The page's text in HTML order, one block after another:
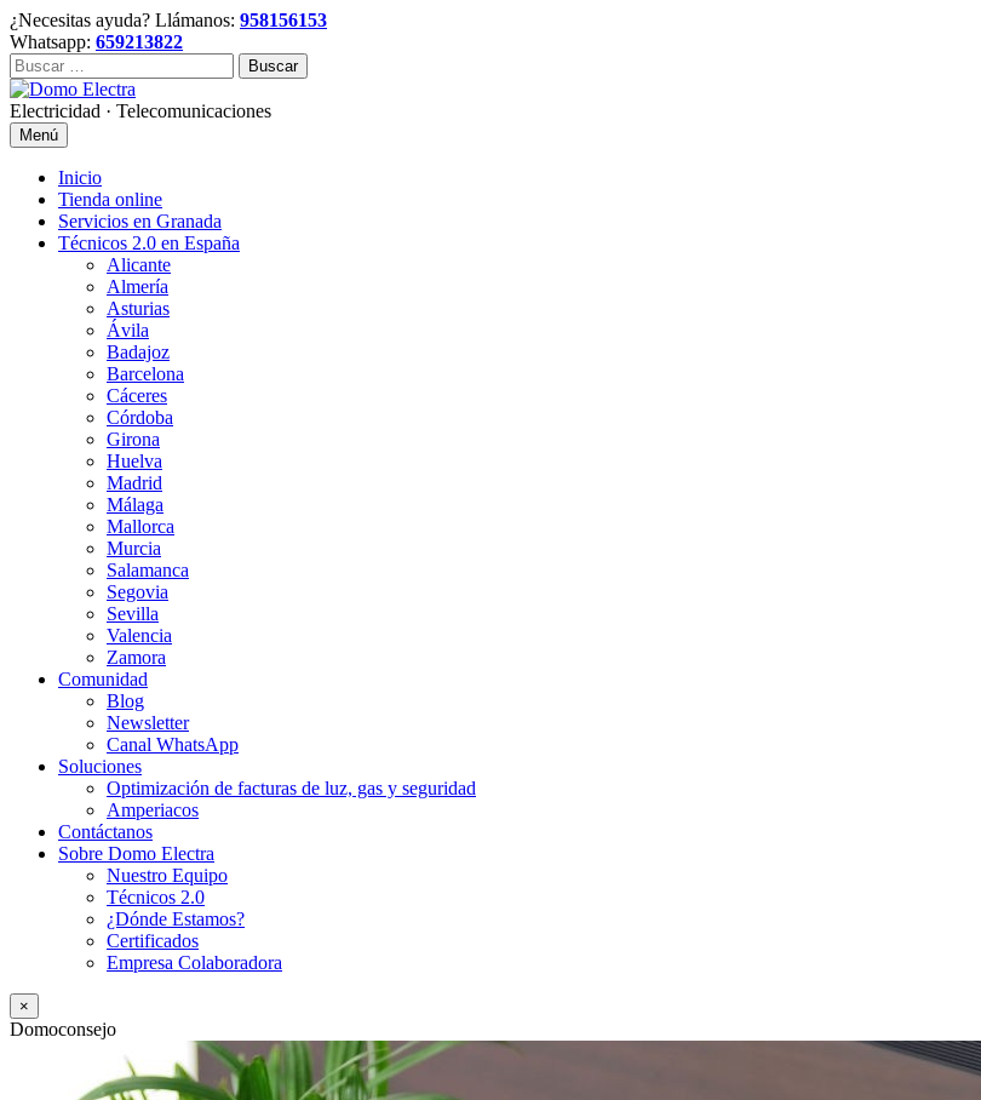
Skip
to
content
¿Necesitas ayuda? Llámanos: 958156153
Whatsapp: 659213822
Buscar:
Electricidad · Telecomunicaciones
Menú
Inicio
Tienda online
Servicios en Granada
Técnicos 2.0 en España
Alicante
Almería
Asturias
Ávila
Badajoz
Barcelona
Cáceres
Córdoba
Girona
Huelva
Madrid
Málaga
Mallorca
Murcia
Salamanca
Segovia
Sevilla
Valencia
Zamora
Comunidad
Blog
Newsletter
Canal WhatsApp
Soluciones
Optimización de facturas de luz, gas y seguridad
Amperiacos
Contáctanos
Sobre Domo Electra
Nuestro Equipo
Técnicos 2.0
¿Dónde Estamos?
Certificados
Empresa Colaboradora
×
Domoconsejo